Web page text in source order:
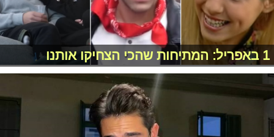
1 באפריל: המתיחות שהכי הצחיקו אותנו